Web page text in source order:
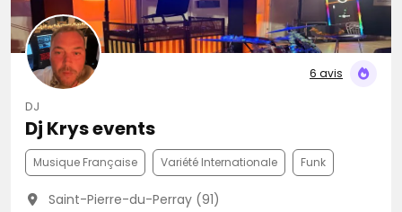
6 avis
DJ
Dj Krys events
Musique Française Variété Internationale Funk
Saint-Pierre-du-Perray (91)